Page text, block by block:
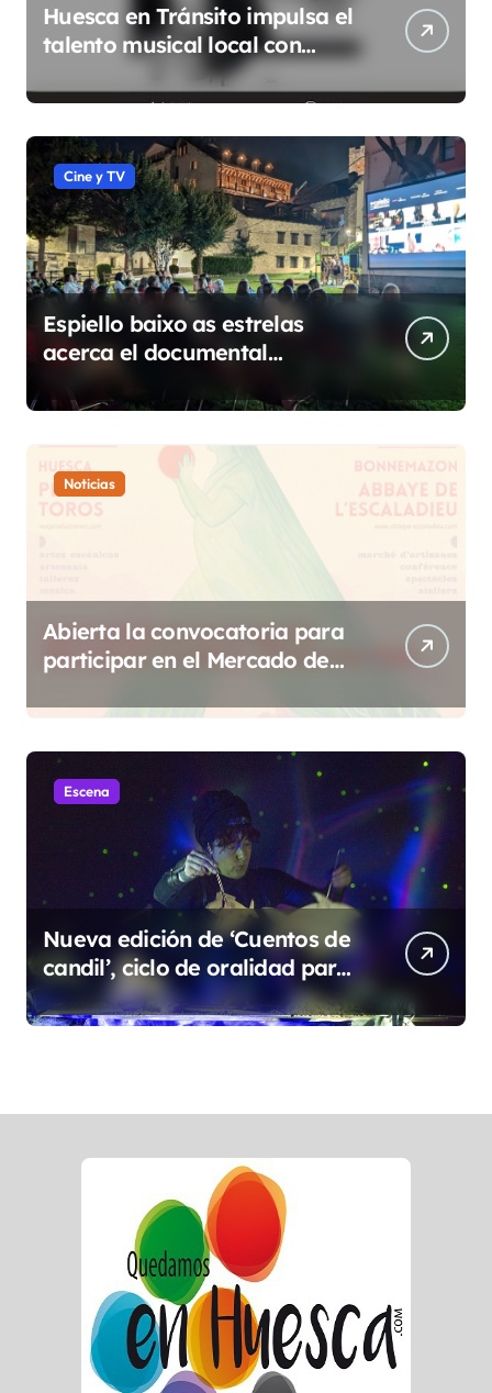
Huesca en Tránsito impulsa el
talento musical local con
conciertos durante todo 2026
Cine y TV
Espiello baixo as estrelas
acerca el documental
etnográfico a 14 localidades
de Sobrarbe
Noticias
Abierta la convocatoria para
participar en el Mercado de
Escena
Nueva edición de ‘Cuentos de
candil’, ciclo de oralidad para
la microrruralidad de la Hoya